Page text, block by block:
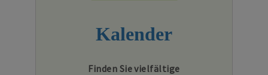
Kalender
Finden Sie vielfältige